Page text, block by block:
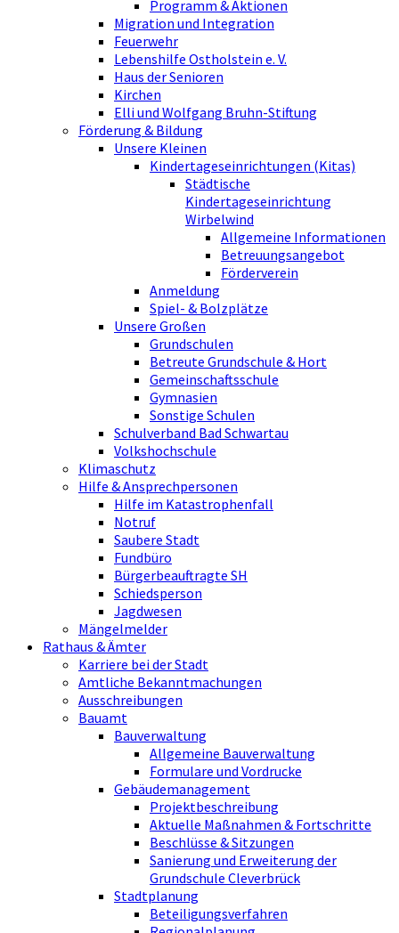
Programm & Aktionen
Migration und Integration
Feuerwehr
Lebenshilfe Ostholstein e. V.
Haus der Senioren
Kirchen
Elli und Wolfgang Bruhn-Stiftung
Förderung & Bildung
Unsere Kleinen
Kindertageseinrichtungen (Kitas)
Städtische
Kindertageseinrichtung
Wirbelwind
Allgemeine Informationen
Betreuungsangebot
Förderverein
Anmeldung
Spiel- & Bolzplätze
Unsere Großen
Grundschulen
Betreute Grundschule & Hort
Gemeinschaftsschule
Gymnasien
Sonstige Schulen
Schulverband Bad Schwartau
Volkshochschule
Klimaschutz
Hilfe & Ansprechpersonen
Hilfe im Katastrophenfall
Notruf
Saubere Stadt
Fundbüro
Bürgerbeauftragte SH
Schiedsperson
Jagdwesen
Mängelmelder
Rathaus & Ämter
Karriere bei der Stadt
Amtliche Bekanntmachungen
Ausschreibungen
Bauamt
Bauverwaltung
Allgemeine Bauverwaltung
Formulare und Vordrucke
Gebäudemanagement
Projektbeschreibung
Aktuelle Maßnahmen & Fortschritte
Beschlüsse & Sitzungen
Sanierung und Erweiterung der
Grundschule Cleverbrück
Stadtplanung
Beteiligungsverfahren